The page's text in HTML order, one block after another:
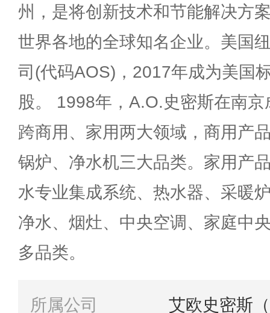
州，是将创新技术和节能解决方
世界各地的全球知名企业。美国
司(代码AOS)，2017年成为美国
股。 1998年，A.O.史密斯在南
跨商用、家用两大领域，商用产
锅炉、净水机三大品类。家用产
水专业集成系统、热水器、采暖
净水、烟灶、中央空调、家庭中
多品类。
所属公司 艾欧史密斯